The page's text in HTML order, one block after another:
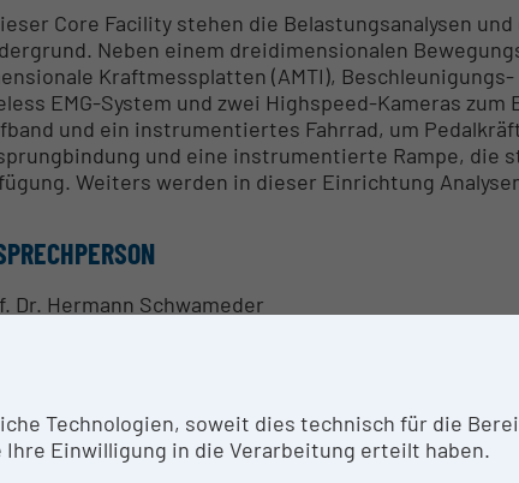
Core Facility stehen die Belastungsanalysen
Neben einem dreidimensionalen
Kraftmessplatten (AMTI),
EMG-System und zwei Highspeed-Kameras
und ein instrumentiertes Fahrrad, um
und eine instrumentierte Rampe, die
Weiters werden in dieser Einrichtung
Dr. Hermann Schwameder
Sportbiomechanik
Technologien, soweit dies technisch für die
Einwilligung in die Verarbeitung erteilt haben.